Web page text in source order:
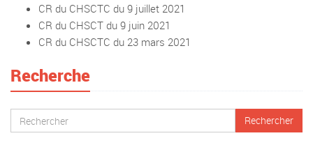
CR du CHSCTC du 9 juillet 2021
CR du CHSCT du 9 juin 2021
CR du CHSCTC du 23 mars 2021
Recherche